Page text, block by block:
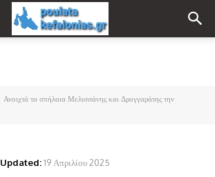
Ανοιχτά τα σπήλαια Μελισσάνης και Δρογγαράτης την
Updated:19 Απριλίου 2025